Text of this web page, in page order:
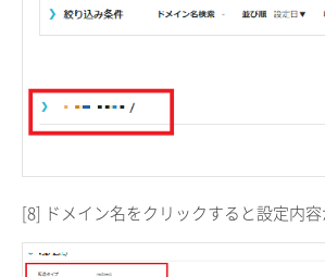
[8] ドメイン名をクリックすると設定内容